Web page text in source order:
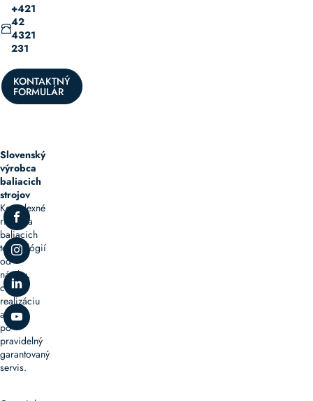
+421
42
4321
231
KONTAKTNÝ
FORMULÁR
Slovenský
výrobca
baliacich
strojov
Komplexné
riešenia
baliacich
technológií
od
návrhu,
cez
realizáciu
až
po
pravidelný
garantovaný
servis.